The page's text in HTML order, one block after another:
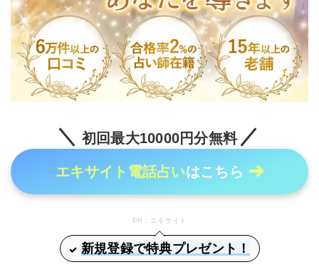
初回最大10000円分無料
エキサイト電話占いはこちら
PR：エキサイト
新規登録で特典プレゼント！